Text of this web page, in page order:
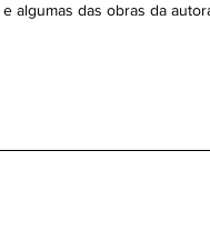
algumas das obras da